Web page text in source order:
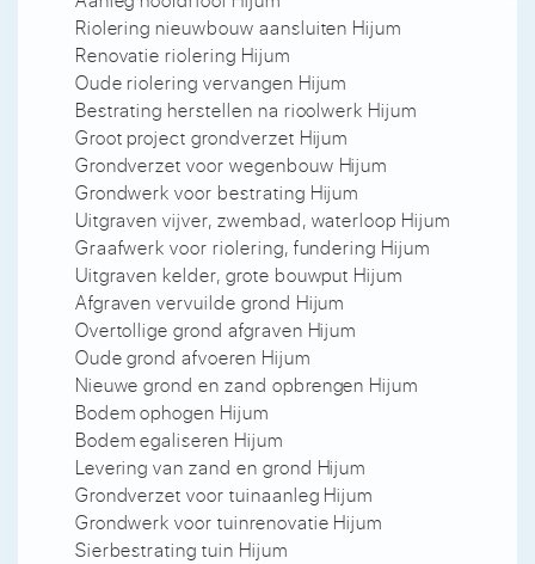
Riolering nieuwbouw aansluiten Hijum
Renovatie riolering Hijum
Oude riolering vervangen Hijum
Bestrating herstellen na rioolwerk Hijum
Groot project grondverzet Hijum
Grondverzet voor wegenbouw Hijum
Grondwerk voor bestrating Hijum
Uitgraven vijver, zwembad, waterloop Hijum
Graafwerk voor riolering, fundering Hijum
Uitgraven kelder, grote bouwput Hijum
Afgraven vervuilde grond Hijum
Overtollige grond afgraven Hijum
Oude grond afvoeren Hijum
Nieuwe grond en zand opbrengen Hijum
Bodem ophogen Hijum
Bodem egaliseren Hijum
Levering van zand en grond Hijum
Grondverzet voor tuinaanleg Hijum
Grondwerk voor tuinrenovatie Hijum
Sierbestrating tuin Hijum